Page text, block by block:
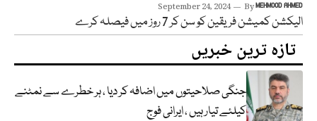
September 24, 2024 ByMEHMOOD AHMED
الیکشن کمیشن فریقین کو سن کر 7 روز میں فیصلہ کرے
تازہ ترین خبریں
جنگی صلاحیتوں میں اضافہ کر دیا ، ہر خطرے سے نمٹنے
کیلئے تیار ہیں ، ایرانی فوج